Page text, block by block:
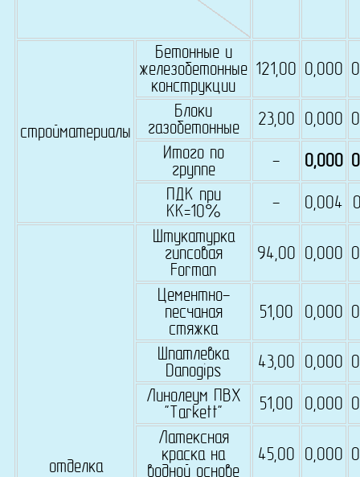
стройматериалы
Бетонные и
железобетонные
конструкции
121,00 0,000
Блоки
газобетонные
23,00 0,000
Итого по
группе
- 0,000
ПДК при
КК=10%
- 0,004
отделка
Штукатурка
гипсовая
Forman
94,00 0,000
Цементно-
песчаная
стяжка
51,00 0,000
Шпатлевка
Danogips
43,00 0,000
Линолеум ПВХ
"Tarkett"
51,00 0,000
Латексная
краска на
водной основе
45,00 0,000